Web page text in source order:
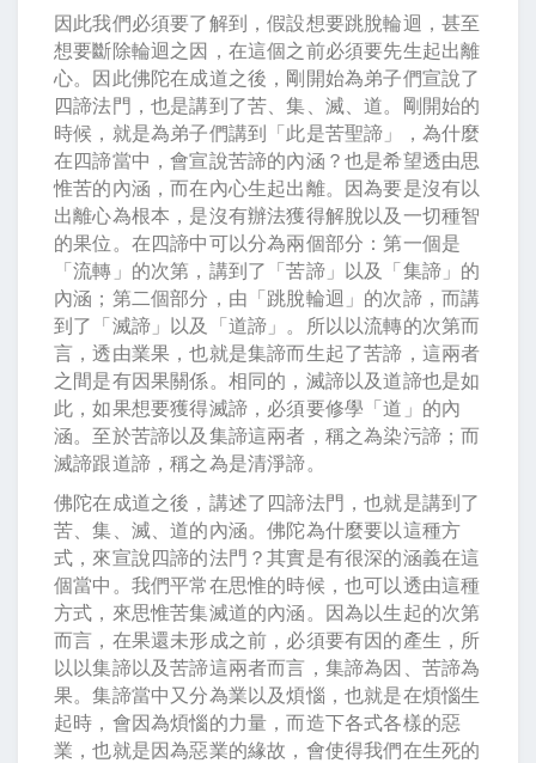
因此我們必須要了解到，假設想要跳脫輪迴，甚至
想要斷除輪迴之因，在這個之前必須要先生起出離
心。因此佛陀在成道之後，剛開始為弟子們宣說了
四諦法門，也是講到了苦、集、滅、道。剛開始的
時候，就是為弟子們講到「此是苦聖諦」，為什麼
在四諦當中，會宣說苦諦的內涵？也是希望透由思
惟苦的內涵，而在內心生起出離。因為要是沒有以
出離心為根本，是沒有辦法獲得解脫以及一切種智
的果位。在四諦中可以分為兩個部分：第一個是
「流轉」的次第，講到了「苦諦」以及「集諦」的
內涵；第二個部分，由「跳脫輪迴」的次諦，而講
到了「滅諦」以及「道諦」。所以以流轉的次第而
言，透由業果，也就是集諦而生起了苦諦，這兩者
之間是有因果關係。相同的，滅諦以及道諦也是如
此，如果想要獲得滅諦，必須要修學「道」的內
涵。至於苦諦以及集諦這兩者，稱之為染污諦；而
滅諦跟道諦，稱之為是清淨諦。
佛陀在成道之後，講述了四諦法門，也就是講到了
苦、集、滅、道的內涵。佛陀為什麼要以這種方
式，來宣說四諦的法門？其實是有很深的涵義在這
個當中。我們平常在思惟的時候，也可以透由這種
方式，來思惟苦集滅道的內涵。因為以生起的次第
而言，在果還未形成之前，必須要有因的產生，所
以以集諦以及苦諦這兩者而言，集諦為因、苦諦為
果。集諦當中又分為業以及煩惱，也就是在煩惱生
起時，會因為煩惱的力量，而造下各式各樣的惡
業，也就是因為惡業的緣故，會使得我們在生死的